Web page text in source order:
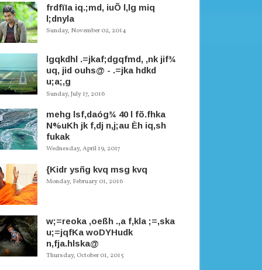
frdfïIa iq.;md, iuÕ l,lg miq
l;dnyla
Sunday, November 02, 2014
lgqkdhl .=jkaf;dgqfmd, ,nk jif¾
uq, jid ouhs@ - .=jka hdkd
u;a;,g
Sunday, July 17, 2016
mehg lsf,daóg¾ 40 l fõ.fhka
N%uKh jk f,dj n,j;au Èh iq,sh
fukak
Wednesday, April 19, 2017
{Kidr ysñg kvq msg kvq
Monday, February 01, 2016
w;=reoka ,oeßh .,a f,kla ;=,ska
u;=jqfKa woDYHudk
n,fja.hlska@
Thursday, October 01, 2015